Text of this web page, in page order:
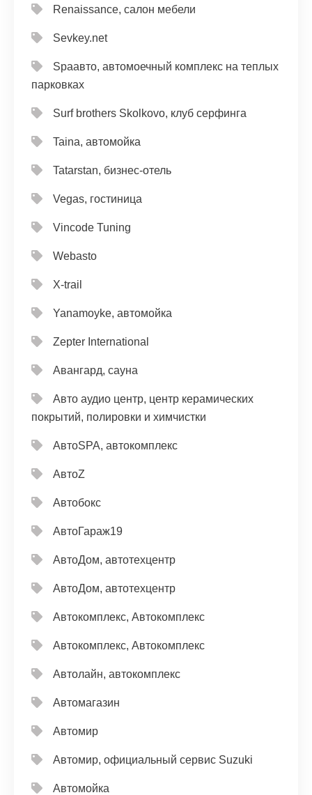
Renaissance, салон мебели
Sevkey.net
Spaавто, автомоечный комплекс на теплых
парковках
Surf brothers Skolkovo, клуб серфинга
Taina, автомойка
Tatarstan, бизнес-отель
Vegas, гостиница
Vincode Tuning
Webasto
X-trail
Yanamoyke, автомойка
Zepter International
Авангард, сауна
Авто аудио центр, центр керамических
покрытий, полировки и химчистки
АвтоSPA, автокомплекс
АвтоZ
Автобокс
АвтоГараж19
АвтоДом, автотехцентр
АвтоДом, автотехцентр
Автокомплекс, Автокомплекс
Автокомплекс, Автокомплекс
Автолайн, автокомплекс
Автомагазин
Автомир
Автомир, официальный сервис Suzuki
Автомойка